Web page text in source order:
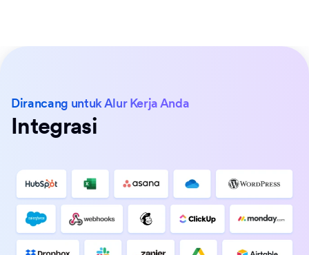
Dirancang untuk Alur Kerja Anda
Integrasi